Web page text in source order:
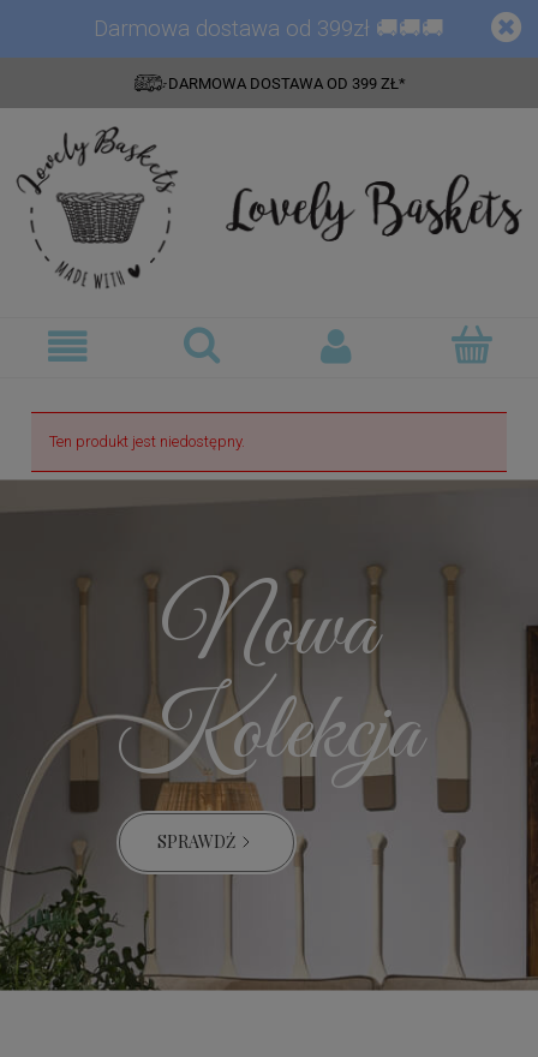
Darmowa dostawa od 399zł 🚚🚚🚚
DARMOWA DOSTAWA OD 399 ZŁ*
Ten produkt jest niedostępny.
Nowa
Kolekcja
SPRAWDŹ